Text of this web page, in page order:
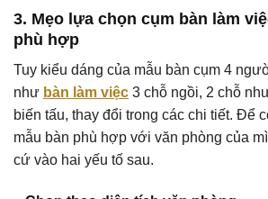
3. Mẹo lựa chọn cụm bàn làm
phù hợp
Tuy kiểu dáng của mẫu bàn cụm 4
như bàn làm việc 3 chỗ ngồi, 2 chỗ
biến tấu, thay đổi trong các chi tiết. Để
mẫu bàn phù hợp với văn phòng của
cứ vào hai yếu tố sau.